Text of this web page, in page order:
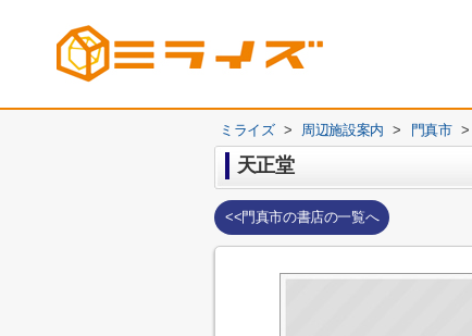
ミライズ > 周辺施設案内 > 門真市 >
天正堂
<<門真市の書店の一覧へ